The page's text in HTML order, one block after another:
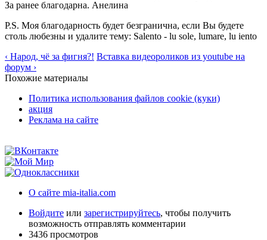
За ранее благодарна. Анелина
P.S. Моя благодарность будет безгранична, если Вы будете
столь любезны и удалите тему: Salento - lu sole, lumare, lu iento
‹ Народ, чё за фигня?! Вставка видеороликов из youtube на
форум ›
Похожие материалы
Политика использования файлов cookie (куки)
акция
Реклама на сайте
О сайте mia-italia.com
Войдите или зарегистрируйтесь, чтобы получить
возможность отправлять комментарии
3436 просмотров